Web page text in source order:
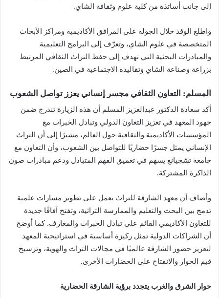
إلى جانب أساتذة من كلية علوم وثقافة الشاي.
واطلع الوفد خلال الجولة على المرافق الأكاديمية ومراكز الأبحاث
المتخصصة في علوم الشاي، وتعرّف إلى البرامج التعليمية
والمبادرات البحثية التي تهدف إلى حفظ التراث الثقافي المرتبط
بزراعة وصناعة الشاي وتقاليده الاجتماعية في الصين.
المسلم: التعاون الثقافي مجسر إنساني يعزز تواصل الشعوب
أكد سعادة الدكتور عبدالعزيز المسلم أن هذه الزيارة تندرج ضمن
جهود المعهد في تعزيز التعاون الدولي وتبادل الخبرات مع
المؤسسات الأكاديمية والثقافية حول العالم، مشيرًا إلى أن التراث
الإنساني يمثل جسرًا حضاريًا للتواصل بين الشعوب، وأن التعاون مع
جامعة تشجيانغ يسهم في تعميق الفهم المتبادل ودعم مبادرات صون
الذاكرة المشتركة.
وأضاف أن معهد الشارقة للتراث يعمل على تطوير مسارات علمية
تدمج بين البحث والتعليم والممارسة التراثية، وتفتح آفاقًا جديدة
للتعاون الأكاديمي القائم على تبادل الخبرات والمعارف. كما أوضح
أن الشراكات الدولية تمثل ركيزة أساسية في استراتيجية المعهد
لتعزيز حضور الشارقة عالميًا في مجالات التراث والهوية، وترسيخ
قيم الحوار والانفتاح على الحضارات الأخرى.
حوار الشرق والغرب يتجدد برؤية الشارقة الحضارية